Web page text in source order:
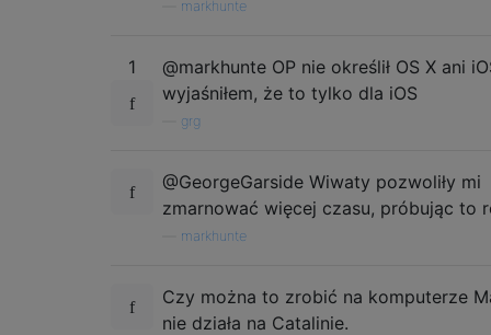
markhunte
1
@markhunte OP nie określił OS X ani
wyjaśniłem, że to tylko dla iOS
grg
@GeorgeGarside Wiwaty pozwoliły mi
zmarnować więcej czasu, próbując to
markhunte
Czy można to zrobić na komputerze
nie działa na Catalinie.